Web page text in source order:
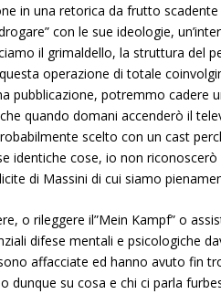
in una retorica da frutto
con le sue ideologie,
il grimaldello, la struttura del
operazione di totale
pubblicazione, potremmo cadere
quando domani accenderò il
scelto con un cast
identiche cose, io non
di Massini di cui siamo
o rileggere il”Mein Kampf” o
difese mentali e psicologiche
affacciate ed hanno avuto fin
dunque su cosa e chi ci parla